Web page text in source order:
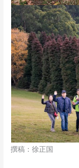
撰稿：徐正国